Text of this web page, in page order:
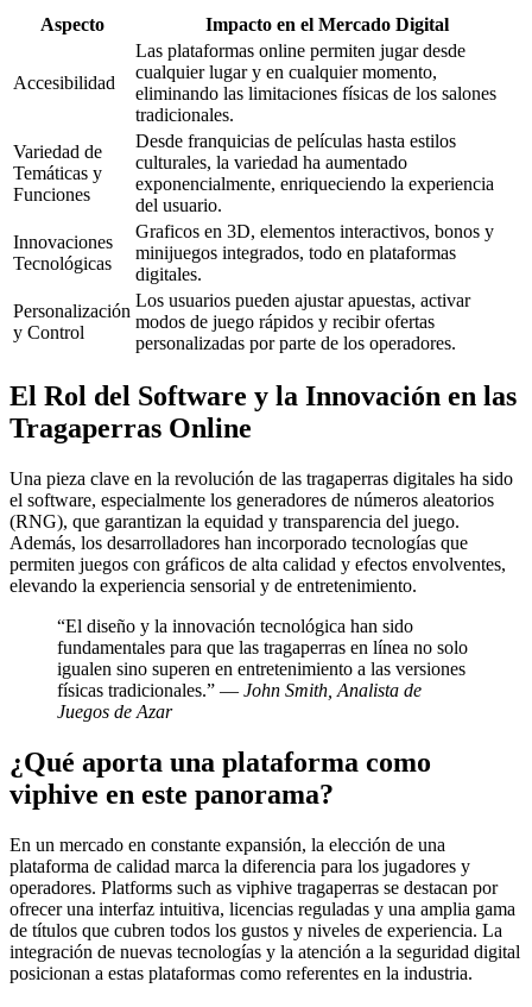
Aspecto Impacto en el Mercado Digital
Accesibilidad
Las plataformas online permiten jugar desde
cualquier lugar y en cualquier momento,
eliminando las limitaciones físicas de los salones
tradicionales.
Variedad de
Temáticas y
Funciones
Desde franquicias de películas hasta estilos
culturales, la variedad ha aumentado
exponencialmente, enriqueciendo la experiencia
del usuario.
Innovaciones
Tecnológicas
Graficos en 3D, elementos interactivos, bonos y
minijuegos integrados, todo en plataformas
digitales.
Personalización
y Control
Los usuarios pueden ajustar apuestas, activar
modos de juego rápidos y recibir ofertas
personalizadas por parte de los operadores.
El Rol del Software y la Innovación en las
Tragaperras Online
Una pieza clave en la revolución de las tragaperras digitales ha sido
el software, especialmente los generadores de números aleatorios
(RNG), que garantizan la equidad y transparencia del juego.
Además, los desarrolladores han incorporado tecnologías que
permiten juegos con gráficos de alta calidad y efectos envolventes,
elevando la experiencia sensorial y de entretenimiento.
“El diseño y la innovación tecnológica han sido
fundamentales para que las tragaperras en línea no solo
igualen sino superen en entretenimiento a las versiones
físicas tradicionales.” — John Smith, Analista de
Juegos de Azar
¿Qué aporta una plataforma como
viphive en este panorama?
En un mercado en constante expansión, la elección de una
plataforma de calidad marca la diferencia para los jugadores y
operadores. Platforms such as viphive tragaperras se destacan por
ofrecer una interfaz intuitiva, licencias reguladas y una amplia gama
de títulos que cubren todos los gustos y niveles de experiencia. La
integración de nuevas tecnologías y la atención a la seguridad digital
posicionan a estas plataformas como referentes en la industria.